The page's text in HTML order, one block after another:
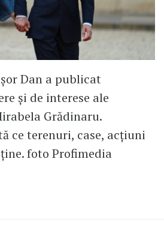
Dan a publicat
și de interese ale
Grădinaru.
ce terenuri, case, acțiuni
foto Profimedia